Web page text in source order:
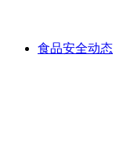
食品安全动态